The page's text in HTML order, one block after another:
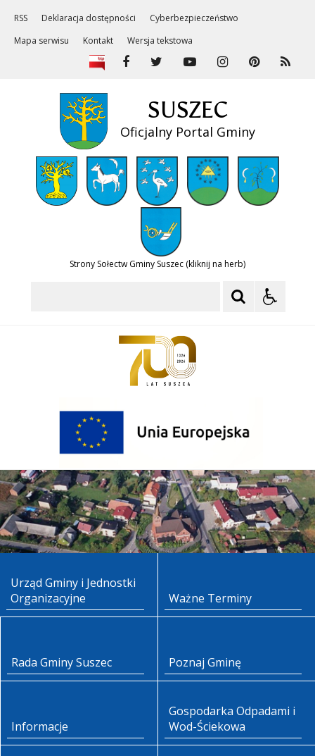
RSS Deklaracja dostępności
Cyberbezpieczeństwo
Mapa serwisu
Kontakt Wersja tekstowa
SUSZEC
Oficjalny Portal Gminy
Strony Sołectw Gminy Suszec (kliknij na herb)
Urząd Gminy i Jednostki
Organizacyjne
Ważne Terminy
Rada Gminy Suszec Poznaj Gminę
Informacje
Gospodarka Odpadami i
Wod-Ściekowa